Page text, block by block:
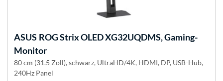
ASUS ROG Strix OLED XG32UQDMS, Gaming-
Monitor
80 cm (31.5 Zoll), schwarz, UltraHD/4K, HDMI, DP, USB-Hub,
240Hz Panel